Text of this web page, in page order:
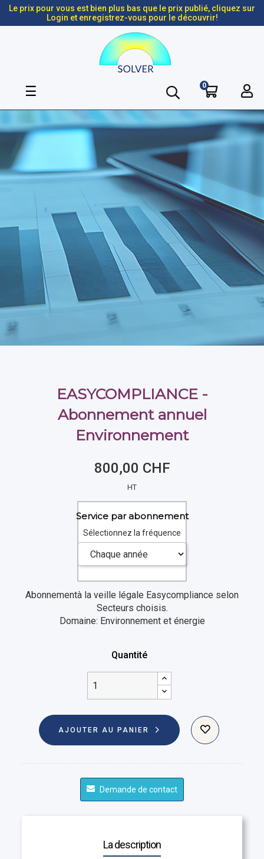
Le prix pour vous est bien plus bas que le prix publié, cliquez sur
Login et enregistrez-vous pour le découvrir!
Basculer
navigation
☰ 0
EASYCOMPLIANCE -
Abonnement annuel
Environnement
800,00 CHF
HT
Service par abonnement
Sélectionnez la fréquence
Abonnementà la veille légale Easycompliance selon
Secteurs choisis.
Domaine: Environnement et énergie
Quantité
AJOUTER AU PANIER
Demande de contact
La description